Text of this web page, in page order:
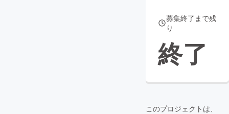
募集終了まで残
り
終了
このプロジェクトは、